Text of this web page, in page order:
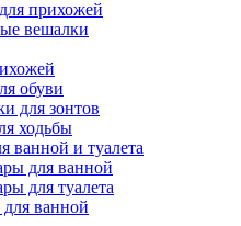
прихожей
вешалки
обуви
для зонтов
ходьбы
ванной и туалета
для ванной
для туалета
ванной